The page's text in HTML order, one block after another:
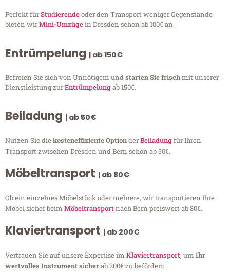
Perfekt fürStudierendeoder den Transport weniger Gegenstände
bieten wirMini-Umzügein Dresden schon ab 100€ an.
Entrümpelung | ab 150€
Befreien Sie sich von Unnötigem undstarten Sie frischmit unserer
Dienstleistung zurEntrümpelungab 150€.
Beiladung | ab 50€
Nutzen Sie diekosteneffiziente OptionderBeiladungfür Ihren
Transport zwischen Dresden und Bern schon ab 50€.
Möbeltransport | ab 80€
Ob ein einzelnes Möbelstück oder mehrere, wir transportieren Ihre
Möbel sicher beim Möbeltransportnach Bern preiswert ab 80€.
Klaviertransport | ab 200€
Vertrauen Sie auf unsere Expertise im Klaviertransport, um Ihr
wertvolles Instrument sicherab 200€ zu befördern.